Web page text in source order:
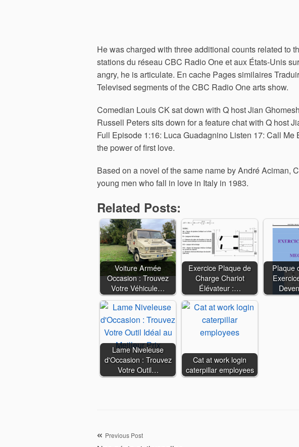
He was charged with three additional counts related to
stations du réseau CBC Radio One et aux États-Unis
angry, he is articulate. En cache Pages similaires
Televised segments of the CBC Radio One arts show.
Comedian Louis CK sat down with Q host Jian
Russell Peters sits down for a feature chat with Q host
Full Episode 1:16: Luca Guadagnino Listen 17: Call
the power of first love.
Based on a novel of the same name by André Aciman,
young men who fall in love in Italy in 1983.
Related Posts:
Voiture Armée
Occasion : Trouvez
Votre Véhicule…
Exercice Plaque de
Charge Chariot
Élévateur :…
Plaque
Lame Niveleuse
d'Occasion : Trouvez
Votre Outil…
Cat at work login
caterpillar employees
Navigation
Previous Post